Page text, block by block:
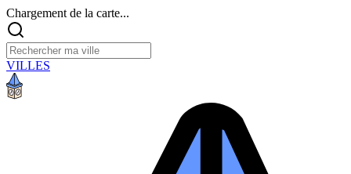
Chargement de la carte...
VILLES